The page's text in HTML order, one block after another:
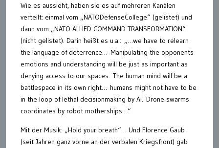
Wie es aussieht, haben sie es auf mehreren Kanälen
verteilt: einmal vom „NATODefenseCollege“ (gelistet) und
dann vom „NATO ALLIED COMMAND TRANSFORMATION“
(nicht gelistet). Darin heißt es u.a.: „…we have to relearn
the language of deterrence… Manipulating the opponents
emotions and understanding will be just as important as
denying access to our spaces. The human mind will be a
battlespace in its own right… humans might not have to be
in the loop of lethal decisionmaking by AI. Drone swarms
coordinates by robot motherships…“
Mit der Musik: „Hold your breath“… Und Florence Gaub
(seit Jahren ganz vorne an der verbalen Kriegsfront) gab